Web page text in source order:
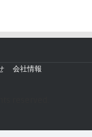
会社情報